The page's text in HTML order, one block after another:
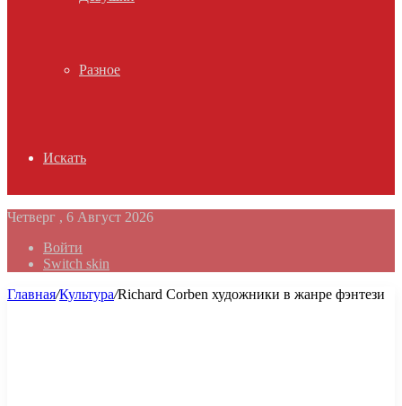
Разное
Искать
Четверг , 6 Август 2026
Войти
Switch skin
Главная/Культура/Richard Corben художники в жанре фэнтези